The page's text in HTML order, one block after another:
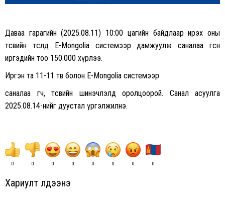
Даваа гарагийн (2025.08.11) 10:00 цагийн байдлаар ирэх оны
төсвийн төсөлд E-Mongolia системээр дамжуулж саналаа өгсөн
иргэдийн тоо 150.000 хүрлээ.
Иргэн та 11-11 төв болон E-Mongolia системээр
саналаа өгч, төсвийн шинэчлэлд оролцоорой. Санал асуулга
2025.08.14-нийг дуустал үргэлжилнэ.
0 0 0 0 0 0 0 0
Хариулт үлдээнэ үү